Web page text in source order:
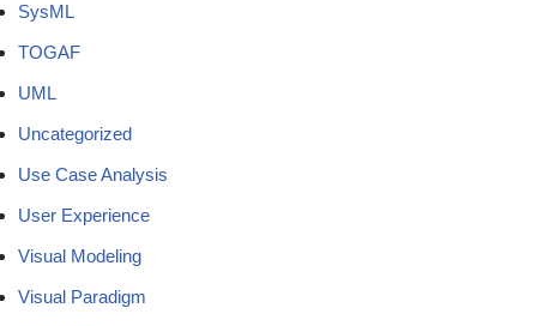
SysML
TOGAF
UML
Uncategorized
Use Case Analysis
User Experience
Visual Modeling
Visual Paradigm